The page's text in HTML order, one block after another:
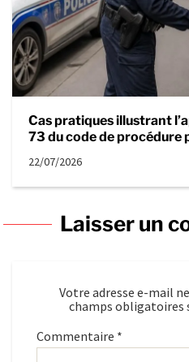
Cas pratiques illustrant
73 du code de procédure
22/07/2026
Laisser un
Votre adresse e-mail
champs obligatoires
Commentaire *